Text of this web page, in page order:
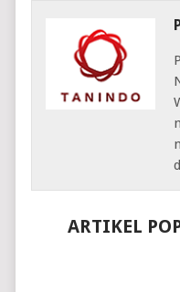
ARTIKEL